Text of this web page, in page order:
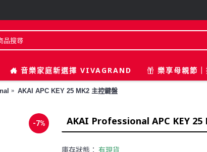
音樂家庭新選擇 VIVAGRAND 樂享母親節
AKAI APC KEY 25 MK2 主控鍵盤
-7% AKAI Professional APC KEY 25
庫存狀態： 有現貨